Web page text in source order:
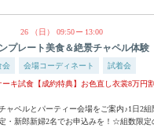
26 （日） 09:50 13:00
プレート美食＆絶景チャペル体験
会 会場コーディネート 試着会
ーキ試食【成約特典】お色直し衣裳8万円
ャペルとパーティー会場をご案内♪1日2組
・新郎新婦2名でお申込みを！☆組数限定